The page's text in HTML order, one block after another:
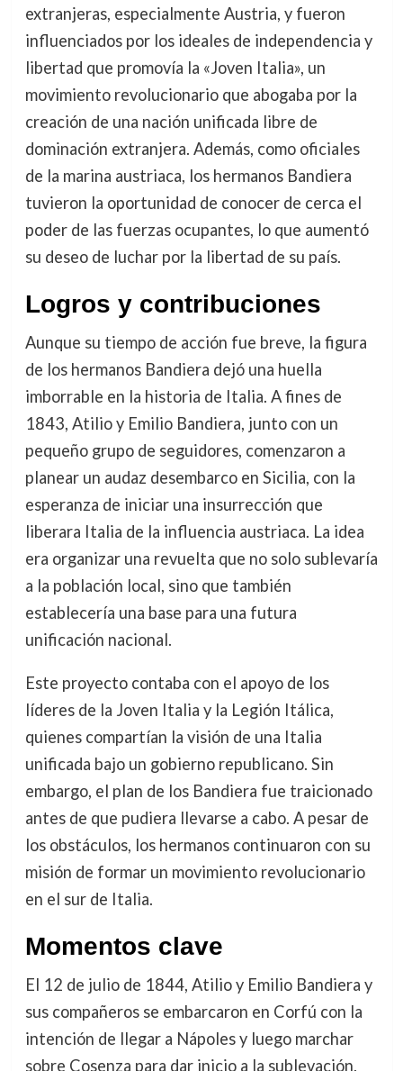
extranjeras, especialmente Austria, y fueron
influenciados por los ideales de independencia y
libertad que promovía la «Joven Italia», un
movimiento revolucionario que abogaba por la
creación de una nación unificada libre de
dominación extranjera. Además, como oficiales
de la marina austriaca, los hermanos Bandiera
tuvieron la oportunidad de conocer de cerca el
poder de las fuerzas ocupantes, lo que aumentó
su deseo de luchar por la libertad de su país.
Logros y contribuciones
Aunque su tiempo de acción fue breve, la figura
de los hermanos Bandiera dejó una huella
imborrable en la historia de Italia. A fines de
1843, Atilio y Emilio Bandiera, junto con un
pequeño grupo de seguidores, comenzaron a
planear un audaz desembarco en Sicilia, con la
esperanza de iniciar una insurrección que
liberara Italia de la influencia austriaca. La idea
era organizar una revuelta que no solo sublevaría
a la población local, sino que también
establecería una base para una futura
unificación nacional.
Este proyecto contaba con el apoyo de los
líderes de la Joven Italia y la Legión Itálica,
quienes compartían la visión de una Italia
unificada bajo un gobierno republicano. Sin
embargo, el plan de los Bandiera fue traicionado
antes de que pudiera llevarse a cabo. A pesar de
los obstáculos, los hermanos continuaron con su
misión de formar un movimiento revolucionario
en el sur de Italia.
Momentos clave
El 12 de julio de 1844, Atilio y Emilio Bandiera y
sus compañeros se embarcaron en Corfú con la
intención de llegar a Nápoles y luego marchar
sobre Cosenza para dar inicio a la sublevación.